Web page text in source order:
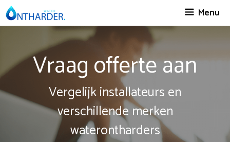
Spring
naar
Menu
Vraag offerte aan
Vergelijk installateurs en
verschillende merken
waterontharders